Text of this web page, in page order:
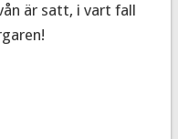
är satt, i vart fall